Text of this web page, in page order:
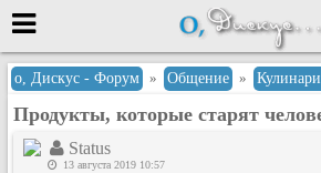
Меню
или войти через
о, Дискус - Форум » Общение »
Продукты, которые старят
Status
13 августа 2019 10:57